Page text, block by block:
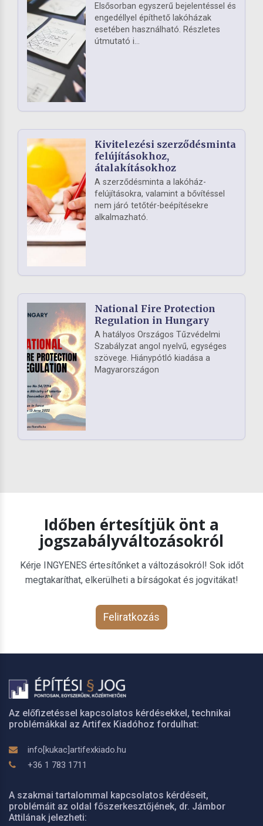
Elsősorban egyszerű bejelentéssel és
engedéllyel építhető lakóházak
esetében használható. Részletes
útmutató i...
Kivitelezési szerződésminta
felújításokhoz,
átalakításokhoz
A szerződésminta a lakóház-
felújításokra, valamint a bővítéssel
nem járó tetőtér-beépítésekre
alkalmazható.
National Fire Protection
Regulation in Hungary
A hatályos Országos Tűzvédelmi
Szabályzat angol nyelvű, egységes
szövege. Hiánypótló kiadása a
Magyarországon
Időben értesítjük önt a
jogszabályváltozásokról
Kérje INGYENES értesítőnket a változásokról! Sok időt
megtakaríthat, elkerülheti a bírságokat és jogvitákat!
Feliratkozás
Az előfizetéssel kapcsolatos kérdésekkel, technikai
problémákkal az Artifex Kiadóhoz fordulhat:
info[kukac]artifexkiado.hu
+36 1 783 1711
A szakmai tartalommal kapcsolatos kérdéseit,
problémáit az oldal főszerkesztőjének, dr. Jámbor
Attilának jelezheti: